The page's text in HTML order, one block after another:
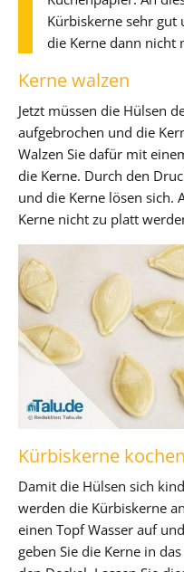
Kürbiskerne sehr gut
die Kerne dann nicht
Kerne walzen
Jetzt müssen die Hülsen
aufgebrochen und die
Walzen Sie dafür mit
die Kerne. Durch den
und die Kerne lösen sich.
Kerne nicht zu platt
Kürbiskerne kochen
Damit die Hülsen sich
werden die Kürbiskerne
einen Topf Wasser auf
geben Sie die Kerne in